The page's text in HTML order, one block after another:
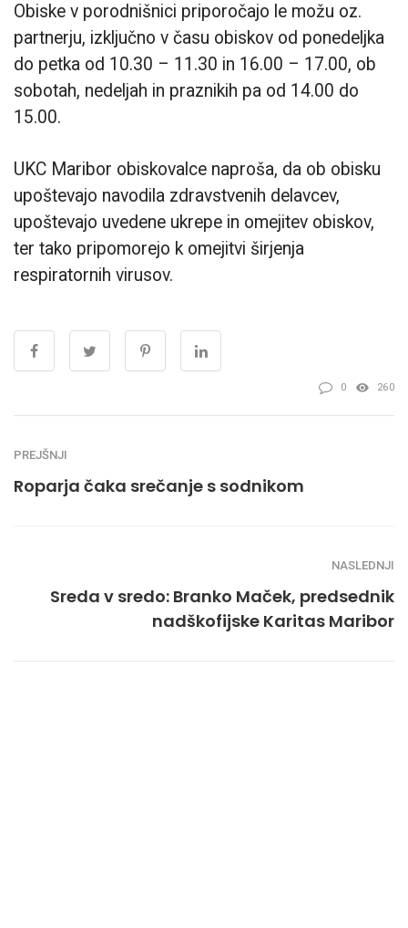
Obiske v porodnišnici priporočajo le možu oz.
partnerju, izključno v času obiskov od ponedeljka
do petka od 10.30 – 11.30 in 16.00 – 17.00, ob
sobotah, nedeljah in praznikih pa od 14.00 do
15.00.
UKC Maribor obiskovalce naproša, da ob obisku
upoštevajo navodila zdravstvenih delavcev,
upoštevajo uvedene ukrepe in omejitev obiskov,
ter tako pripomorejo k omejitvi širjenja
respiratornih virusov.
0 260
PREJŠNJI
Roparja čaka srečanje s sodnikom
NASLEDNJI
Sreda v sredo: Branko Maček, predsednik
nadškofijske Karitas Maribor